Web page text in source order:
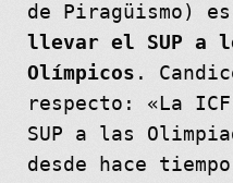
de Piragüismo)
llevar el SUP a
Olímpicos .
respecto: «La
SUP a las
desde hace